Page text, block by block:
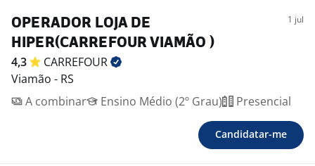
OPERADOR LOJA DE
HIPER(CARREFOUR VIAMÃO )
1 jul
4,3
CARREFOUR
Viamão - RS
A combinar
Ensino Médio (2º Grau) Presencial
Candidatar-me